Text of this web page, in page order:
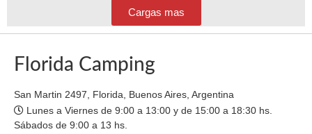
Cargas mas
Florida Camping
San Martin 2497, Florida, Buenos Aires, Argentina
Lunes a Viernes de 9:00 a 13:00 y de 15:00 a 18:30 hs.
Sábados de 9:00 a 13 hs.